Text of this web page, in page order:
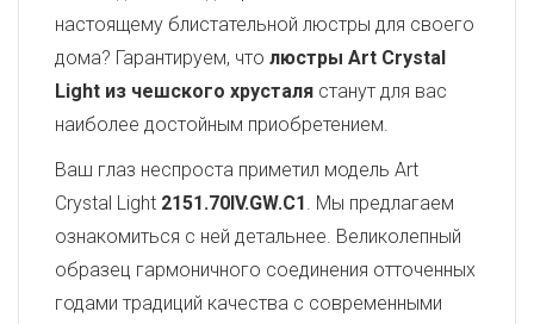
настоящему блистательной люстры для своего
дома? Гарантируем, что люстры Art Crystal
Light из чешского хрусталя станут для вас
наиболее достойным приобретением.
Ваш глаз неспроста приметил модель Art
Crystal Light 2151.70IV.GW.C1. Мы предлагаем
ознакомиться с ней детальнее. Великолепный
образец гармоничного соединения отточенных
годами традиций качества с современными